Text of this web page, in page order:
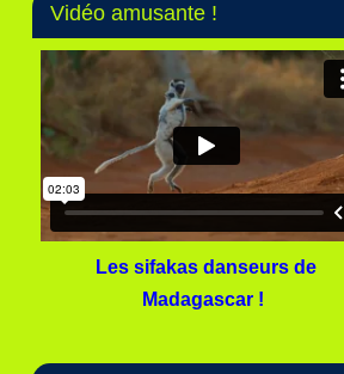
Vidéo amusante !
Les sifakas danseurs de
Madagascar !